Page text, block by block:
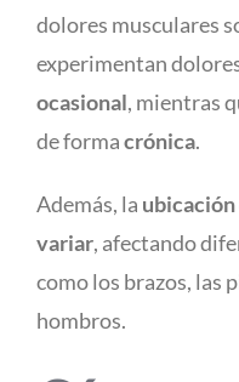
dolores musculares
experimentan
ocasional, mientras
de formacrónica.
Además, la
variar, afectando
como los brazos, las
hombros.